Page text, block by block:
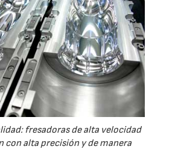
fresadoras de alta velocidad
con alta precisión y de manera